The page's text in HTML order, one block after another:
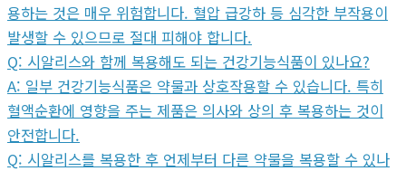
용하는 것은 매우 위험합니다. 혈압 급강하 등 심각한 부작용이
발생할 수 있으므로 절대 피해야 합니다.
Q: 시알리스와 함께 복용해도 되는 건강기능식품이 있나요?
A: 일부 건강기능식품은 약물과 상호작용할 수 있습니다. 특히
혈액순환에 영향을 주는 제품은 의사와 상의 후 복용하는 것이
안전합니다.
Q: 시알리스를 복용한 후 언제부터 다른 약물을 복용할 수 있나